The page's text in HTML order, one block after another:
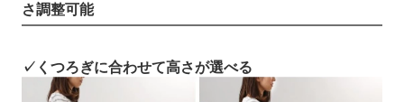
さ調整可能
✓くつろぎに合わせて高さが選べる